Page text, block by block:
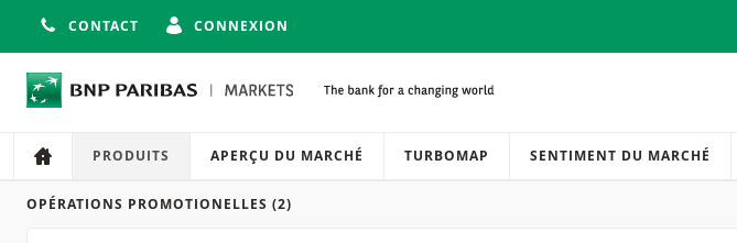
CONTACT CONNEXION
Navigation
Navigation sur le site
PRODUITS APERÇU DU MARCHÉ TURBOMAP SENTIMENT DU MARCHÉ
Produits
OPÉRATIONS PROMOTIONELLES (2)